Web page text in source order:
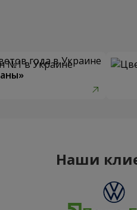
года в Украине
Наши